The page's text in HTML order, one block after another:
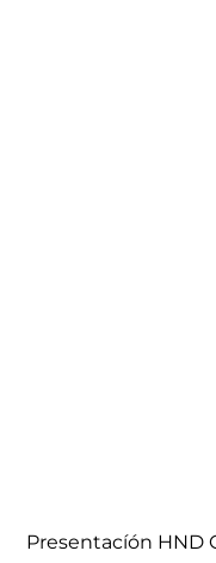
Presentacíón HND